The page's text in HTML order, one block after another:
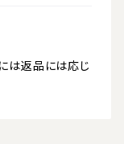
は返品には応じ